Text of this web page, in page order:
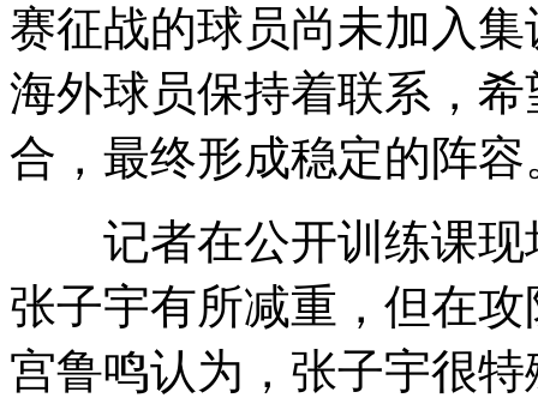
赛征战的球员尚未加入
海外球员保持着联系，
合，最终形成稳定的阵容
记者在公开训练课现
张子宇有所减重，但在
宫鲁鸣认为，张子宇很